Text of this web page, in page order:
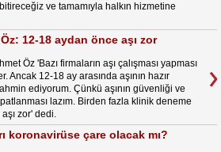
ve tamamıyla halkın hizmetine
12-18 aydan önce aşı zor
Öz 'Bazı firmaların aşı çalışması yapması
Ancak 12-18 ay arasında aşının hazır
ediyorum. Çünkü aşının güvenliği ve
lazım. Birden fazla klinik deneme
zor' dedi.
koronavirüse çare olacak mı?